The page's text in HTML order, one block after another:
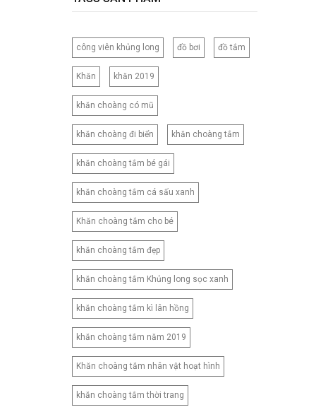
120CM
120X200CM
130X150CM
130X160CM
130X180CM
135X200CM
140X200CM
150X200CM
150X210CM
160X210CM
160X220CM
165CM
173X218CM
180X200CM
180X220CM
180X230CM
180X260CM
200X210CM
200X220CM
công viên khủng long đồ bơi đồ tắm
Khăn khăn 2019
khăn choàng có mũ
khăn choàng đi biển khăn choàng tắm
khăn choàng tắm bé gái
khăn choàng tắm cá sấu xanh
Khăn choàng tắm cho bé
khăn choàng tắm đẹp
khăn choàng tắm Khủng long sọc xanh
khăn choàng tắm kì lân hồng
khăn choàng tắm năm 2019
Khăn choàng tắm nhân vật hoạt hình
khăn choàng tắm thời trang